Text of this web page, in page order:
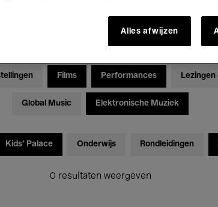
Films Performances
Global Music Elektronische Muziek
Kids’ Palace Onderwijs Rondleidingen
0 resultaten weergeven
Alles afwijzen